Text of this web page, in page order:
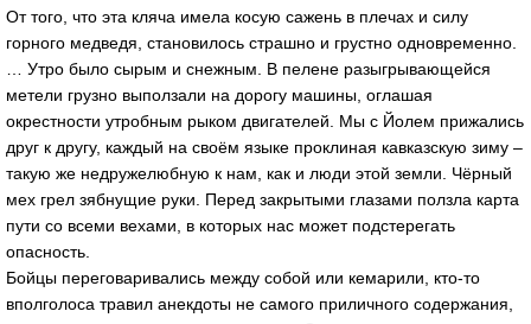
От того, что эта кляча имела косую сажень в плечах и силу
горного медведя, становилось страшно и грустно одновременно.
… Утро было сырым и снежным. В пелене разыгрывающейся
метели грузно выползали на дорогу машины, оглашая
окрестности утробным рыком двигателей. Мы с Йолем прижались
друг к другу, каждый на своём языке проклиная кавказскую зиму –
такую же недружелюбную к нам, как и люди этой земли. Чёрный
мех грел зябнущие руки. Перед закрытыми глазами ползла карта
пути со всеми вехами, в которых нас может подстерегать
опасность.
Бойцы переговаривались между собой или кемарили, кто-то
вполголоса травил анекдоты не самого приличного содержания,